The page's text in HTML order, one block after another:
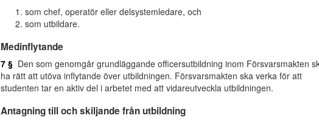
som chef, operatör eller delsystemledare, och
som utbildare.
Medinflytande
7 § Den som genomgår grundläggande officersutbildning inom Försvarsmakten
ha rätt att utöva inflytande över utbildningen. Försvarsmakten ska verka för att
studenten tar en aktiv del i arbetet med att vidareutveckla utbildningen.
Antagning till och skiljande från utbildning